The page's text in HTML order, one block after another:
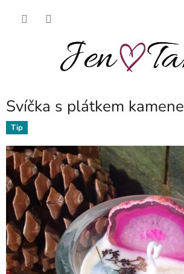
Svíčka s plátkem kamene
Tip